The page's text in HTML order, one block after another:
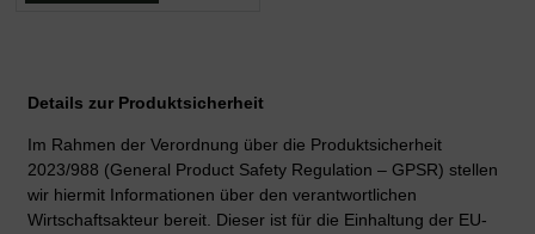
Details zur Produktsicherheit
Im Rahmen der Verordnung über die Produktsicherheit
2023/988 (General Product Safety Regulation – GPSR) stellen
wir hiermit Informationen über den verantwortlichen
Wirtschaftsakteur bereit. Dieser ist für die Einhaltung der EU-